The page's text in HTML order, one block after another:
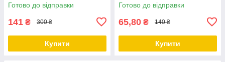
Готово до відправки
141 ₴ 300 ₴
Купити
Готово до відправки
65,80 ₴ 140 ₴
Купити